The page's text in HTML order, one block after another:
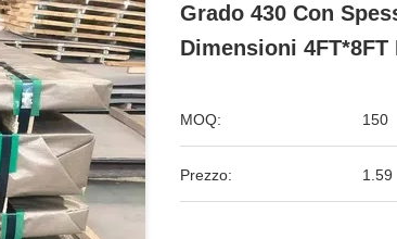
Grado 430 Con
Dimensioni 4FT*8FT
MOQ: 150
Prezzo: 1.59